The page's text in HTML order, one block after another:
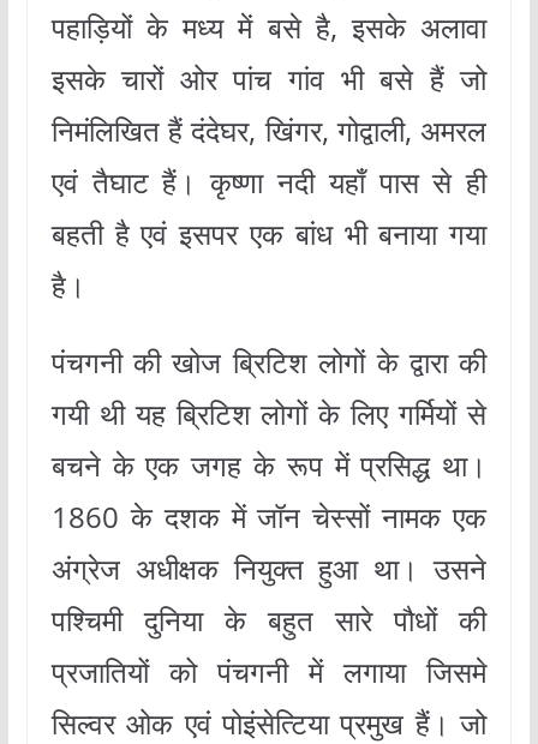
पहाड़ियों के मध्य में बसे है, इसके अलावा
इसके चारों ओर पांच गांव भी बसे हैं जो
निमंलिखित हैं दंदेघर, खिंगर, गोद्वाली, अमरल
एवं तैघाट हैं। कृष्णा नदी यहाँ पास से ही
बहती है एवं इसपर एक बांध भी बनाया गया
है।
पंचगनी की खोज ब्रिटिश लोगों के द्वारा की
गयी थी यह ब्रिटिश लोगों के लिए गर्मियों से
बचने के एक जगह के रूप में प्रसिद्ध था।
1860 के दशक में जॉन चेस्सों नामक एक
अंग्रेज अधीक्षक नियुक्त हुआ था। उसने
पश्चिमी दुनिया के बहुत सारे पौधों की
प्रजातियों को पंचगनी में लगाया जिसमे
सिल्वर ओक एवं पोइंसेत्टिया प्रमुख हैं। जो